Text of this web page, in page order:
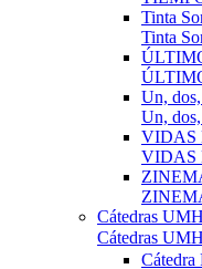
Tinta
Tinta
Un, dos,
Un, dos,
VIDAS
VIDAS
Cátedras UMH
Cátedras UMH
Cátedra